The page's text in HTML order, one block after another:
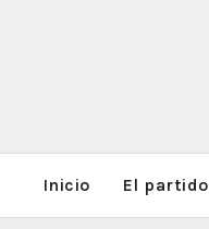
Inicio El partido